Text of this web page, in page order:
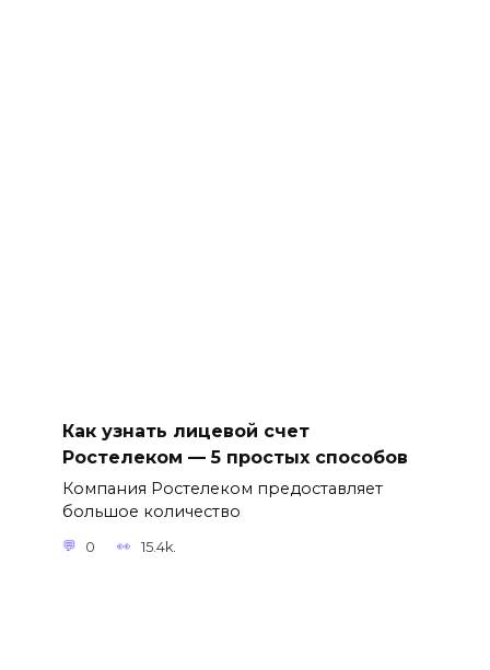
Как узнать лицевой счет
Ростелеком — 5 простых способов
Компания Ростелеком предоставляет
большое количество
0 15.4k.